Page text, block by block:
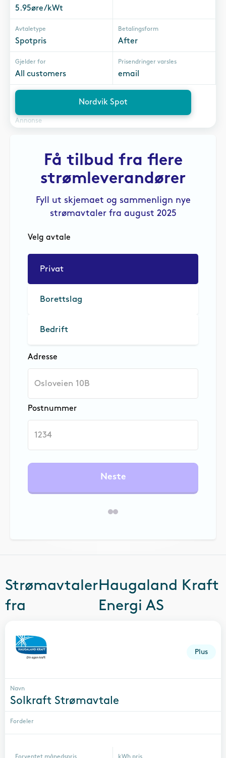
5.95øre/kWt
Avtaletype
Spotpris
Betalingsform
After
Gjelder for
All customers
Prisendringer varsles
email
Nordvik Spot
Annonse
Få tilbud fra flere
strømleverandører
Fyll ut skjemaet og sammenlign nye
strømavtaler fra august 2025
Velg avtale
Privat
Borettslag
Bedrift
Adresse
Postnummer
Neste
Strømavtaler
fra
Haugaland Kraft
Energi AS
Plus
Navn
Solkraft Strømavtale
Fordeler
Forventet månedspris kWh pris